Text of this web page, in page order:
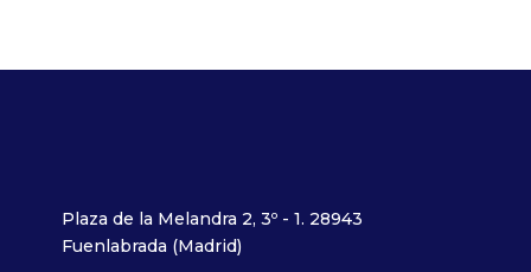
Plaza de la Melandra 2, 3º - 1. 28943
Fuenlabrada (Madrid)